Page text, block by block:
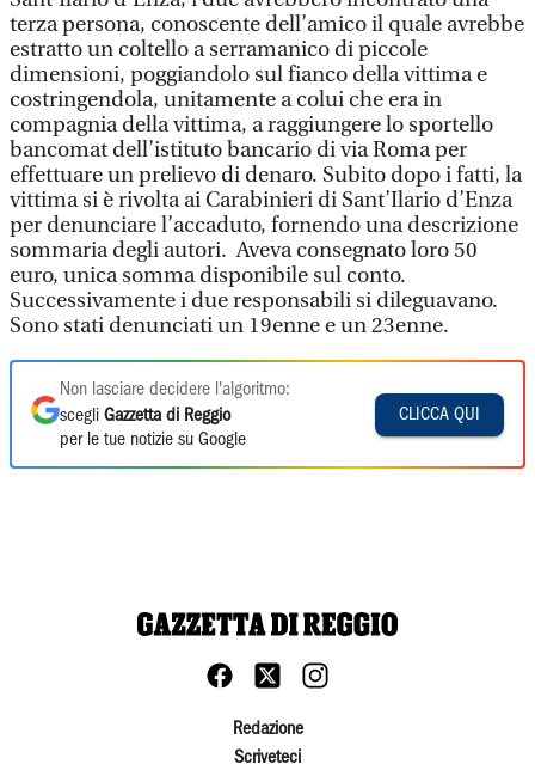
terza persona, conoscente dell’amico il quale avrebbe
estratto un coltello a serramanico di piccole
dimensioni, poggiandolo sul fianco della vittima e
costringendola, unitamente a colui che era in
compagnia della vittima, a raggiungere lo sportello
bancomat dell’istituto bancario di via Roma per
effettuare un prelievo di denaro. Subito dopo i fatti, la
vittima si è rivolta ai Carabinieri di Sant’Ilario d’Enza
per denunciare l’accaduto, fornendo una descrizione
sommaria degli autori. Aveva consegnato loro 50
euro, unica somma disponibile sul conto.
Successivamente i due responsabili si dileguavano.
Sono stati denunciati un 19enne e un 23enne.
Non lasciare decidere l'algoritmo:
scegli Gazzetta di Reggio
per le tue notizie su Google
CLICCA QUI
Redazione
Scriveteci